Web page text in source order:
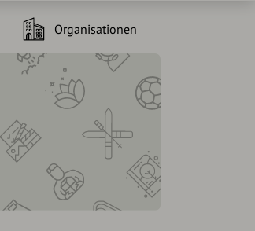
Organisationen